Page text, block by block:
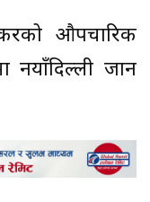
औपचारिक
नयाँदिल्ली जान